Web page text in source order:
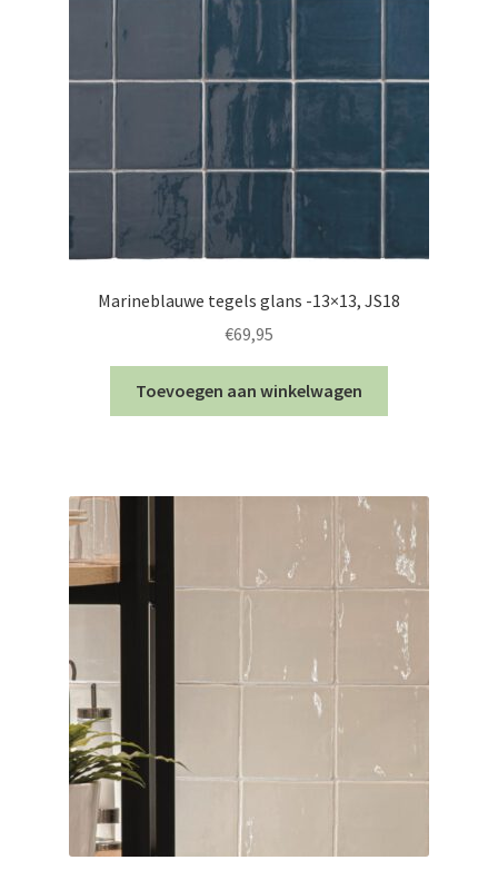
Marineblauwe tegels glans -13×13, JS18
€69,95
Toevoegen aan winkelwagen